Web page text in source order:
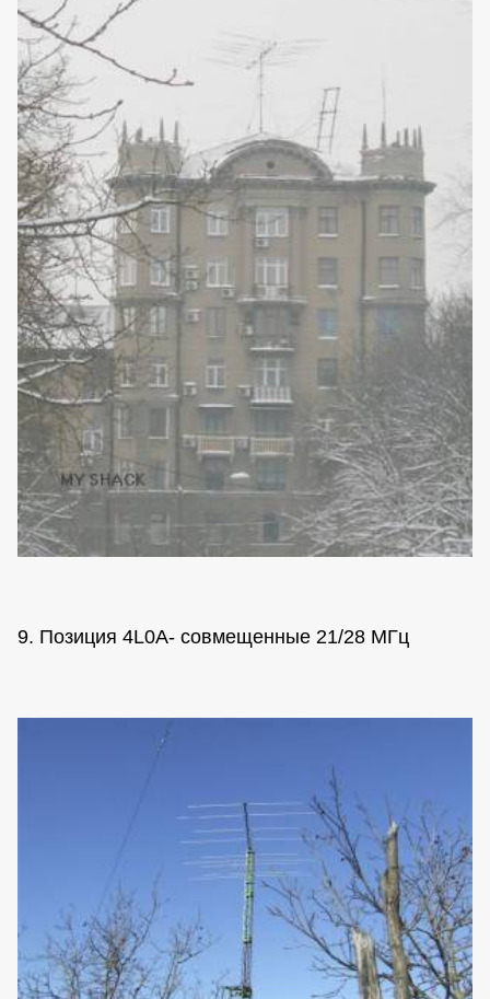
9. Позиция 4L0A- совмещенные 21/28 МГц